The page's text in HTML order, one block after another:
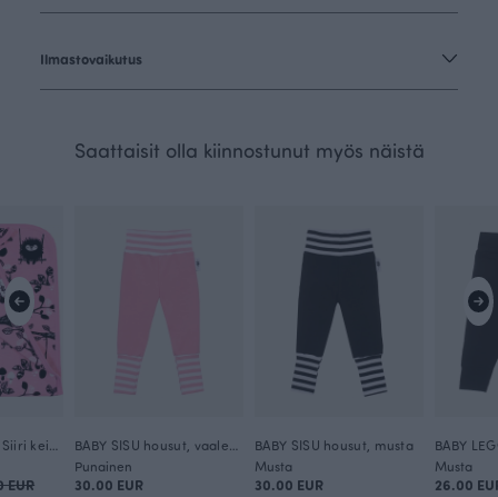
Ilmastovaikutus
Saattaisit olla kiinnostunut myös näistä
VAUVAN PEITTO, Siiri keinuu
EUR
BABY SISU housut, vaaleanpunainen
Punainen
30.00 EUR
BABY SISU housut, musta
Musta
30.00 EUR
BABY
Musta
26.00